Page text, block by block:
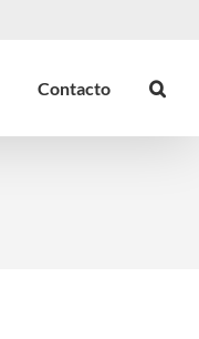
Contacto